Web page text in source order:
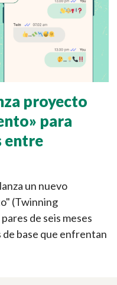
proyecto
para
entre
un nuevo
(Twinning
de seis meses
base que enfrentan